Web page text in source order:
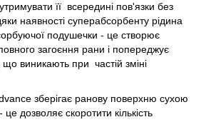
її всередині пов'язки без
наявності суперабсорбенту рідина
подушечки - це створює
загоєння рани і попереджує
виникають при частій зміні
зберігає ранову поверхню сухою
дозволяє скоротити кількість